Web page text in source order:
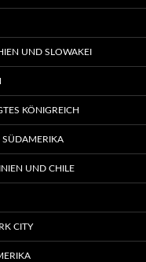
UND SLOWAKEI
KÖNIGREICH
UND CHILE
CITY